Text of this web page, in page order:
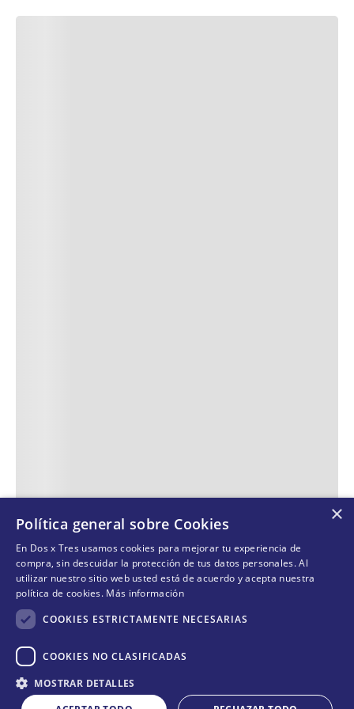
×
Política general sobre Cookies
En Dos x Tres usamos cookies para mejorar tu experiencia de
compra, sin descuidar la protección de tus datos personales. Al
utilizar nuestro sitio web usted está de acuerdo y acepta nuestra
política de cookies. Más información
COOKIES ESTRICTAMENTE NECESARIAS
COOKIES NO CLASIFICADAS
MOSTRAR DETALLES